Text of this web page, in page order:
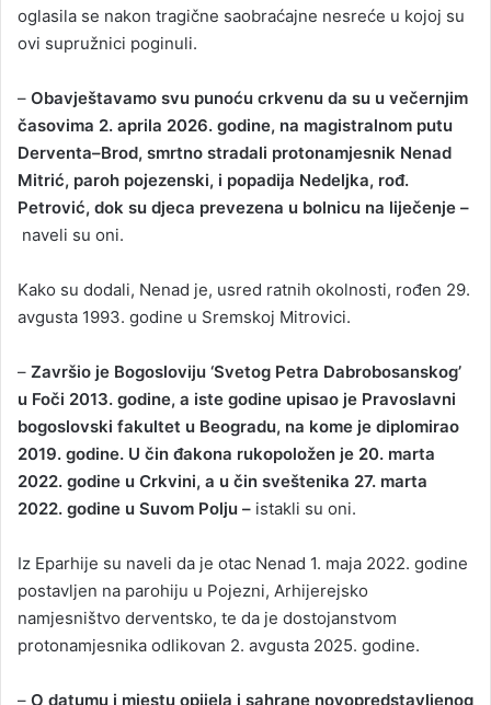
oglasila se nakon tragične saobraćajne nesreće u kojoj su
ovi supružnici poginuli.
– Obavještavamo svu punoću crkvenu da su u večernjim
časovima 2. aprila 2026. godine, na magistralnom putu
Derventa–Brod, smrtno stradali protonamjesnik Nenad
Mitrić, paroh pojezenski, i popadija Nedeljka, rođ.
Petrović, dok su djeca prevezena u bolnicu na liječenje –
naveli su oni.
Kako su dodali, Nenad je, usred ratnih okolnosti, rođen 29.
avgusta 1993. godine u Sremskoj Mitrovici.
– Završio je Bogosloviju ‘Svetog Petra Dabrobosanskog’
u Foči 2013. godine, a iste godine upisao je Pravoslavni
bogoslovski fakultet u Beogradu, na kome je diplomirao
2019. godine. U čin đakona rukopoložen je 20. marta
2022. godine u Crkvini, a u čin sveštenika 27. marta
2022. godine u Suvom Polju – istakli su oni.
Iz Eparhije su naveli da je otac Nenad 1. maja 2022. godine
postavljen na parohiju u Pojezni, Arhijerejsko
namjesništvo derventsko, te da je dostojanstvom
protonamjesnika odlikovan 2. avgusta 2025. godine.
– O datumu i mjestu opijela i sahrane novopredstavljenog